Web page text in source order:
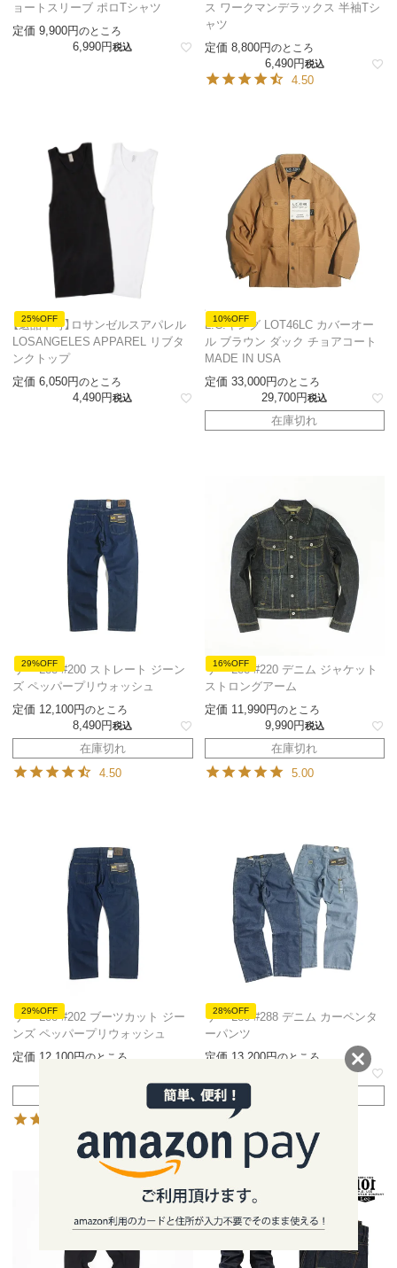
ョートスリーブ ポロTシャツ
定価 9,900 のところ
6,990 税込
ス ワークマンデラックス 半袖Tシ
ャツ
定価 8,800 のところ
6,490 税込
4.50
25%OFF
【返品不可】ロサンゼルスアパレル
LOSANGELES APPAREL リブタ
ンクトップ
定価 6,050 のところ
4,490 税込
10%OFF
L.C.キング LOT46LC カバーオー
ル ブラウン ダック チョアコート
MADE IN USA
定価 33,000 のところ
29,700 税込
在庫切れ
29%OFF
リー Lee #200 ストレート ジーン
ズ ペッパープリウォッシュ
定価 12,100 のところ
8,490 税込
在庫切れ
4.50
16%OFF
リー Lee #220 デニム ジャケット
ストロングアーム
定価 11,990 のところ
9,990 税込
在庫切れ
5.00
29%OFF
リー Lee #202 ブーツカット ジー
ンズ ペッパープリウォッシュ
定価 12,100 のところ
28%OFF
リー Lee #288 デニム カーペンタ
ーパンツ
定価 13,200 のところ